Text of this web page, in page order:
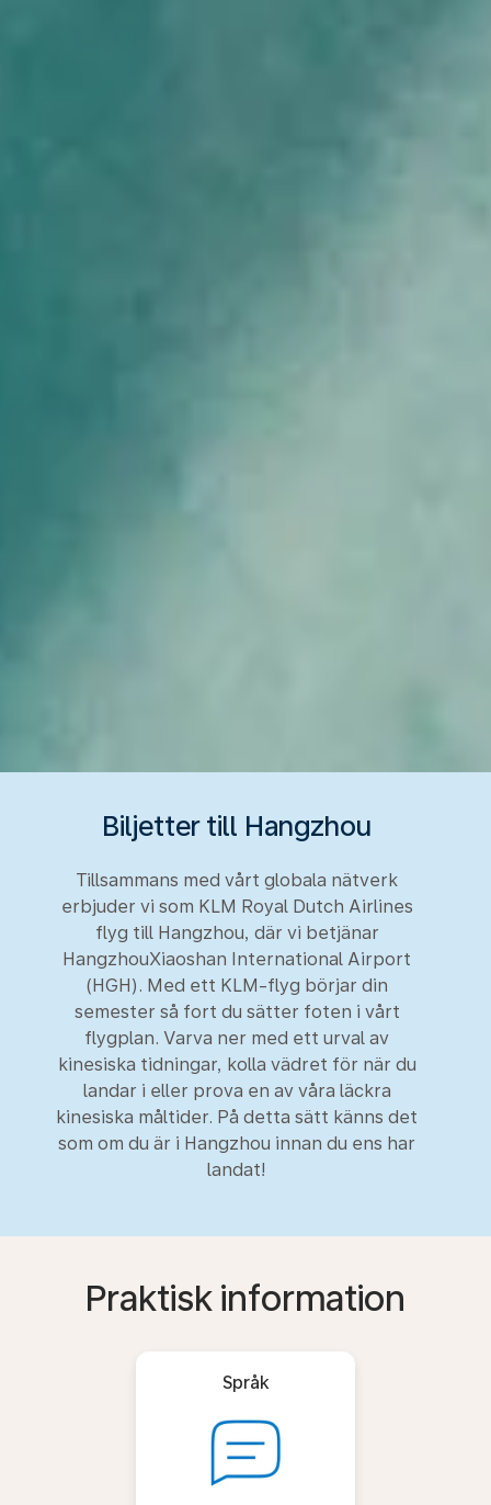
Biljetter till Hangzhou
Tillsammans med vårt globala nätverk
erbjuder vi som KLM Royal Dutch Airlines
flyg till Hangzhou, där vi betjänar
HangzhouXiaoshan International Airport
(HGH). Med ett KLM-flyg börjar din
semester så fort du sätter foten i vårt
flygplan. Varva ner med ett urval av
kinesiska tidningar, kolla vädret för när du
landar i eller prova en av våra läckra
kinesiska måltider. På detta sätt känns det
som om du är i Hangzhou innan du ens har
landat!
Praktisk information
Språk